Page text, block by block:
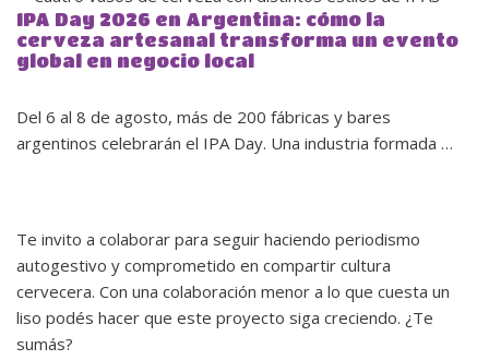
IPA Day 2026 en Argentina: cómo la
cerveza artesanal transforma un evento
global en negocio local
Del 6 al 8 de agosto, más de 200 fábricas y bares
argentinos celebrarán el IPA Day. Una industria formada …
Te invito a colaborar para seguir haciendo periodismo
autogestivo y comprometido en compartir cultura
cervecera. Con una colaboración menor a lo que cuesta un
liso podés hacer que este proyecto siga creciendo. ¿Te
sumás?